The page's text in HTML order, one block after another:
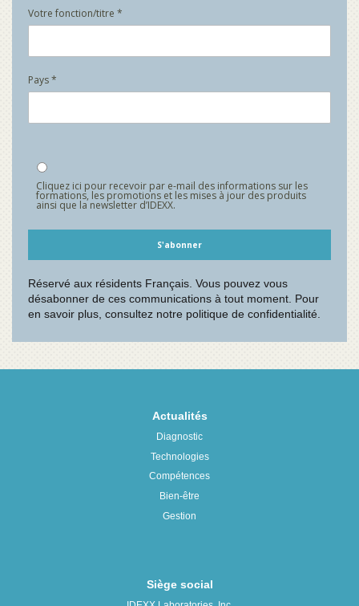
Actualités
Diagnostic
Technologies
Compétences
Bien-être
Gestion
Siège social